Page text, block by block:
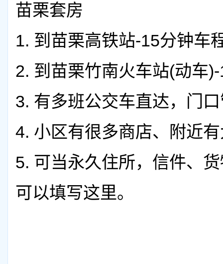
苗栗套房
1. 到苗栗高铁站-15分钟车
2. 到苗栗竹南火车站(动车
3. 有多班公交车直达，门
4. 小区有很多商店、附近
5. 可当永久住所，信件、
可以填写这里。